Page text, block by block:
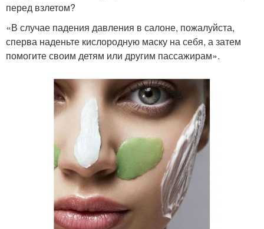
перед взлетом?
«В случае падения давления в салоне, пожалуйста,
сперва наденьте кислородную маску на себя, а затем
помогите своим детям или другим пассажирам».